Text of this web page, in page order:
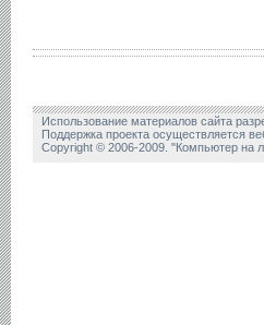
Использование материалов сайта
Поддержка проекта осуществляется
Copyright © 2006-2009. "Компьютер на